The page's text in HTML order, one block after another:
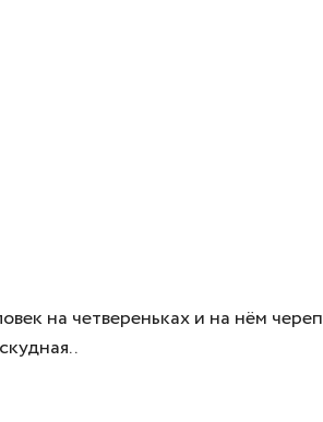
на четвереньках и на нём череп